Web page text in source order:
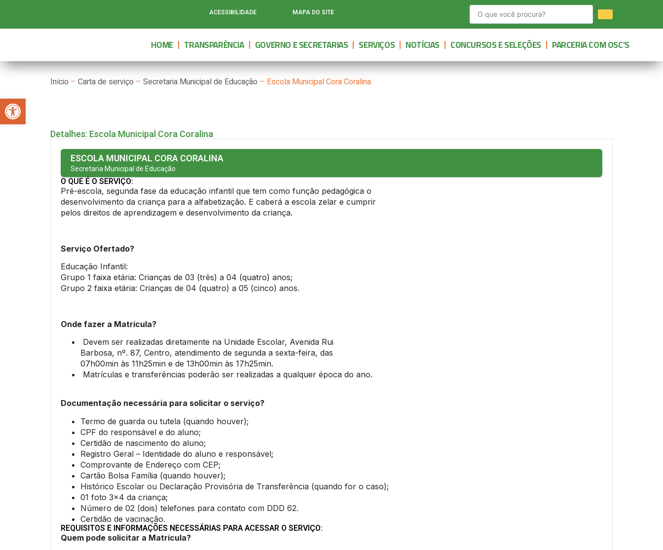
ACESSIBILIDADE MAPA DO SITE
HOME TRANSPARÊNCIA GOVERNO E SECRETARIAS SERVIÇOS NOTÍCIAS CONCURSOS E SELEÇÕES PARCERIA COM OSC’S
Início – Carta de serviço – Secretaria Municipal de Educação – Escola Municipal Cora Coralina
Detalhes: Escola Municipal Cora Coralina
ESCOLA MUNICIPAL CORA CORALINA
Secretaria Municipal de Educação
O QUE É O SERVIÇO:
Pré-escola, segunda fase da educação infantil que tem como função pedagógica o
desenvolvimento da criança para a alfabetização. E caberá a escola zelar e cumprir
pelos direitos de aprendizagem e desenvolvimento da criança.
Serviço Ofertado?
Educação Infantil:
Grupo 1 faixa etária: Crianças de 03 (três) a 04 (quatro) anos;
Grupo 2 faixa etária: Crianças de 04 (quatro) a 05 (cinco) anos.
Onde fazer a Matrícula?
Devem ser realizadas diretamente na Unidade Escolar, Avenida Rui
Barbosa, nº. 87, Centro, atendimento de segunda a sexta-feira, das
07h00min às 11h25min e de 13h00min às 17h25min.
Matrículas e transferências poderão ser realizadas a qualquer época do ano.
Documentação necessária para solicitar o serviço?
Termo de guarda ou tutela (quando houver);
CPF do responsável e do aluno;
Certidão de nascimento do aluno;
Registro Geral – Identidade do aluno e responsável;
Comprovante de Endereço com CEP;
Cartão Bolsa Família (quando houver);
Histórico Escolar ou Declaração Provisória de Transferência (quando for o caso);
01 foto 3x4 da criança;
Número de 02 (dois) telefones para contato com DDD 62.
Certidão de vacinação.
REQUISITOS E INFORMAÇÕES NECESSÁRIAS PARA ACESSAR O SERVIÇO:
Quem pode solicitar a Matrícula?
Abrir a barra de ferramentas